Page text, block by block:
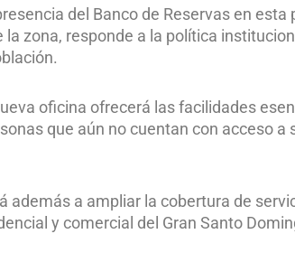
del Banco de Reservas en
la zona, responde a la política
oficina ofrecerá las facilidades
que aún no cuentan con acceso a
además a ampliar la cobertura de
y comercial del Gran Santo